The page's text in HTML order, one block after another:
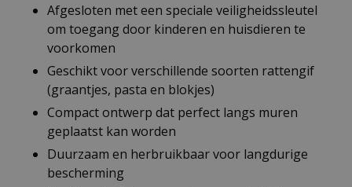
Afgesloten met een speciale veiligheidssleutel
om toegang door kinderen en huisdieren te
voorkomen
Geschikt voor verschillende soorten rattengif
(graantjes, pasta en blokjes)
Compact ontwerp dat perfect langs muren
geplaatst kan worden
Duurzaam en herbruikbaar voor langdurige
bescherming